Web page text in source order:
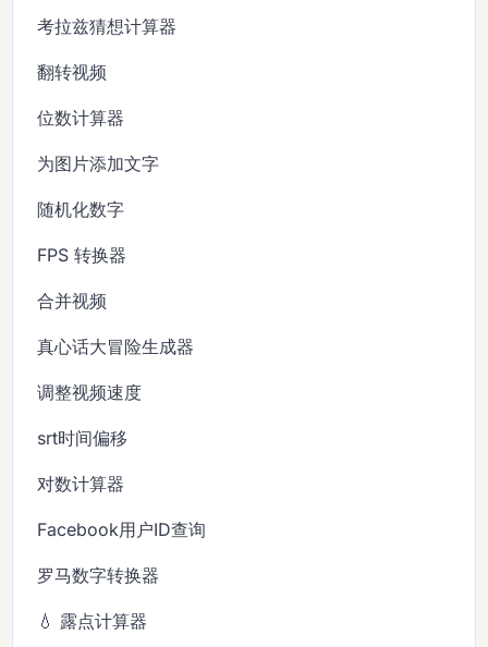
考拉兹猜想计算器
翻转视频
位数计算器
为图片添加文字
随机化数字
FPS 转换器
合并视频
真心话大冒险生成器
调整视频速度
srt时间偏移
对数计算器
Facebook用户ID查询
罗马数字转换器
💧 露点计算器